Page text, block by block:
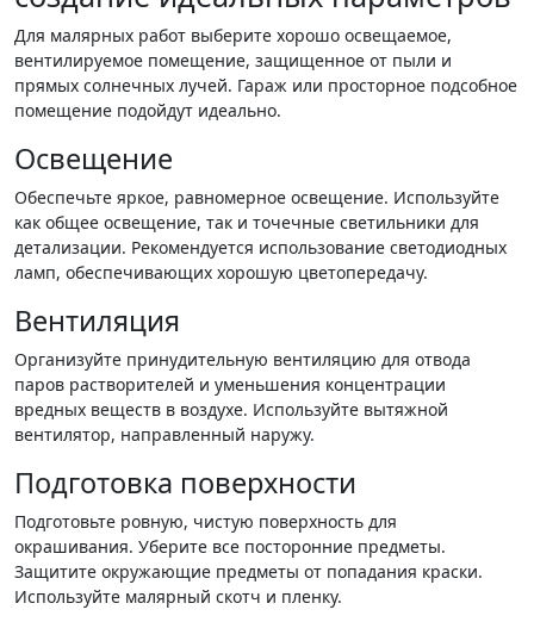
Для малярных работ выберите хорошо освещаемое,
вентилируемое помещение, защищенное от пыли и
прямых солнечных лучей. Гараж или просторное подсобное
помещение подойдут идеально.
Освещение
Обеспечьте яркое, равномерное освещение. Используйте
как общее освещение, так и точечные светильники для
детализации. Рекомендуется использование светодиодных
ламп, обеспечивающих хорошую цветопередачу.
Вентиляция
Организуйте принудительную вентиляцию для отвода
паров растворителей и уменьшения концентрации
вредных веществ в воздухе. Используйте вытяжной
вентилятор, направленный наружу.
Подготовка поверхности
Подготовьте ровную, чистую поверхность для
окрашивания. Уберите все посторонние предметы.
Защитите окружающие предметы от попадания краски.
Используйте малярный скотч и пленку.